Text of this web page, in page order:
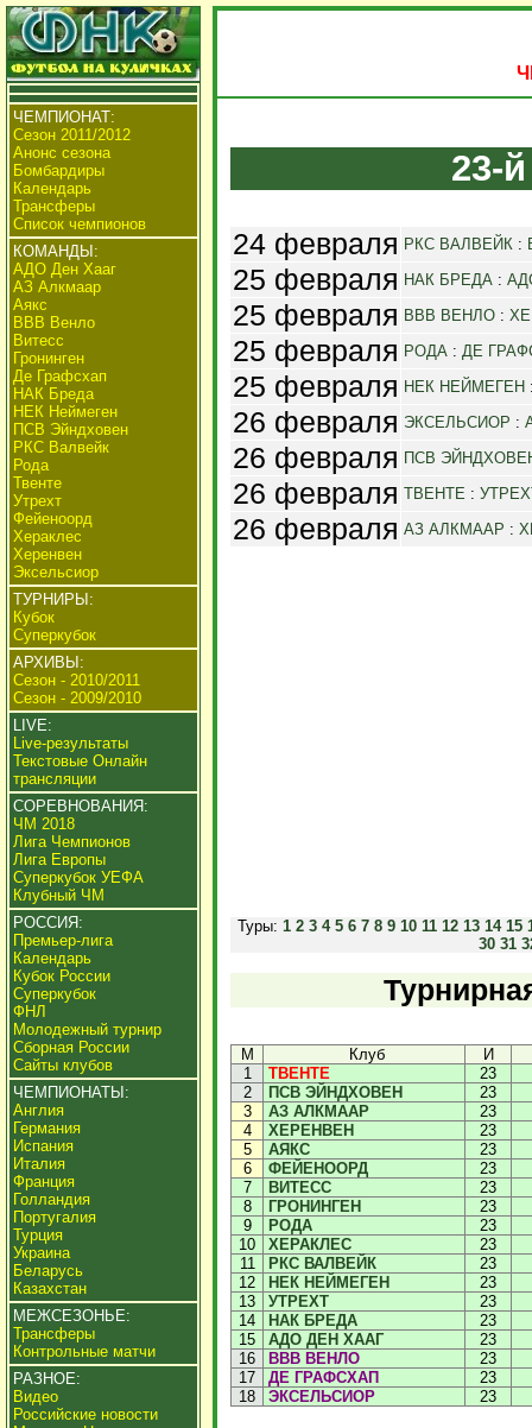
ЧЕМПИОНАТ:
Сезон 2011/2012
Анонс сезона
Бомбардиры
Календарь
Трансферы
Список чемпионов
КОМАНДЫ:
АДО Ден Хааг
АЗ Алкмаар
Аякс
ВВВ Венло
Витесс
Гронинген
Де Графсхап
НАК Бреда
НЕК Неймеген
ПСВ Эйндховен
РКС Валвейк
Рода
Твенте
Утрехт
Фейеноорд
Хераклес
Херенвен
Эксельсиор
ТУРНИРЫ:
Кубок
Суперкубок
АРХИВЫ:
Сезон - 2010/2011
Сезон - 2009/2010
LIVE:
Live-результаты
Текстовые Онлайн
трансляции
СОРЕВНОВАНИЯ:
ЧМ 2018
Лига Чемпионов
Лига Европы
Суперкубок УЕФА
Клубный ЧМ
РОССИЯ:
Премьер-лига
Календарь
Кубок России
Суперкубок
ФНЛ
Молодежный турнир
Сборная России
Сайты клубов
ЧЕМПИОНАТЫ:
Англия
Германия
Испания
Италия
Франция
Голландия
Португалия
Турция
Украина
Беларусь
Казахстан
МЕЖСЕЗОНЬЕ:
Трансферы
Контрольные матчи
РАЗНОЕ:
Видео
Российские новости
23-
24 февраля РКС ВАЛВЕЙК :
25 февраля НАК БРЕДА :
25 февраля ВВВ ВЕНЛО :
25 февраля РОДА : ДЕ
25 февраля НЕК НЕЙМЕГЕН
26 февраля ЭКСЕЛЬСИОР :
26 февраля ПСВ
26 февраля ТВЕНТЕ :
26 февраля АЗ АЛКМААР :
Туры: 1 2 3 4 5 6 7 8 9 10 11 12 13 14 15
30 31
М Клуб
И
1
ТВЕНТЕ
23
2
ПСВ ЭЙНДХОВЕН
23
3
АЗ АЛКМААР
23
4
ХЕРЕНВЕН
23
5
АЯКС
23
6
ФЕЙЕНООРД
23
7
ВИТЕСС
23
8
ГРОНИНГЕН
23
9
РОДА
23
10
ХЕРАКЛЕС
23
11
РКС ВАЛВЕЙК
23
12
НЕК НЕЙМЕГЕН
23
13
УТРЕХТ
23
14
НАК БРЕДА
23
15
АДО ДЕН ХААГ
23
16
ВВВ ВЕНЛО
23
17
ДЕ ГРАФСХАП
23
18
ЭКСЕЛЬСИОР 23